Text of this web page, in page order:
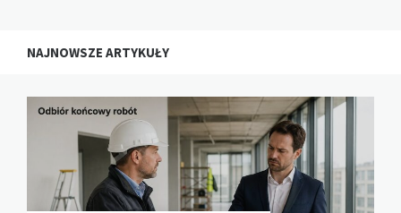
NAJNOWSZE ARTYKUŁY